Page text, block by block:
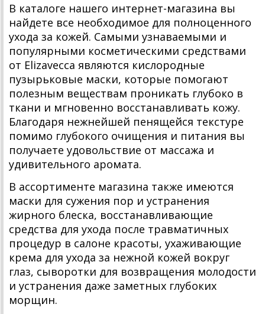
В каталоге нашего интернет-магазина вы
найдете все необходимое для полноценного
ухода за кожей. Самыми узнаваемыми и
популярными косметическими средствами
от Elizavecca являются кислородные
пузырьковые маски, которые помогают
полезным веществам проникать глубоко в
ткани и мгновенно восстанавливать кожу.
Благодаря нежнейшей пенящейся текстуре
помимо глубокого очищения и питания вы
получаете удовольствие от массажа и
удивительного аромата.
В ассортименте магазина также имеются
маски для сужения пор и устранения
жирного блеска, восстанавливающие
средства для ухода после травматичных
процедур в салоне красоты, ухаживающие
крема для ухода за нежной кожей вокруг
глаз, сыворотки для возвращения молодости
и устранения даже заметных глубоких
морщин.